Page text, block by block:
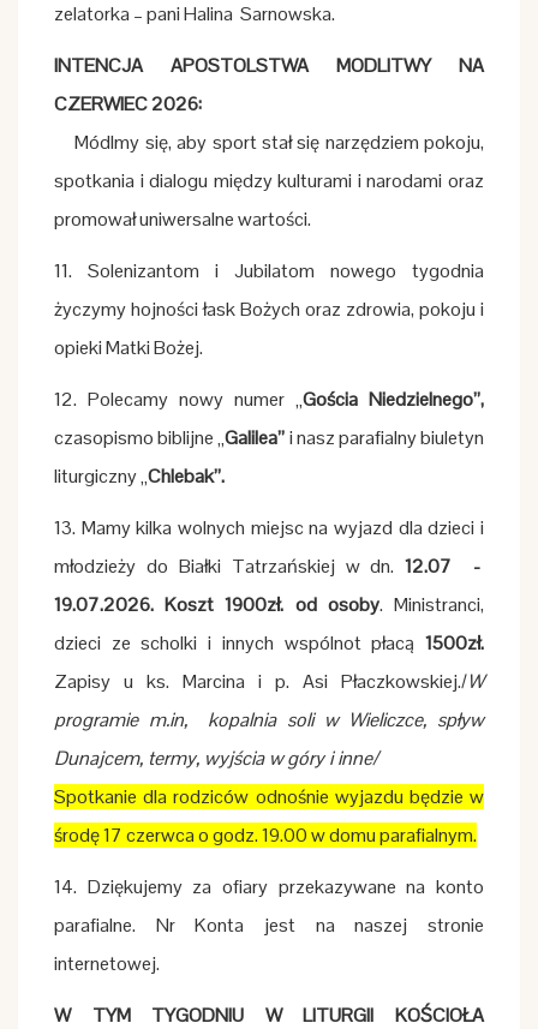
zelatorka – pani Halina Sarnowska.
INTENCJA APOSTOLSTWA MODLITWY NA
CZERWIEC 2026:
Módlmy się, aby sport stał się narzędziem pokoju,
spotkania i dialogu między kulturami i narodami oraz
promował uniwersalne wartości.
11. Solenizantom i Jubilatom nowego tygodnia
życzymy hojności łask Bożych oraz zdrowia, pokoju i
opieki Matki Bożej.
12. Polecamy nowy numer „Gościa Niedzielnego”,
czasopismo biblijne „Galilea”i nasz parafialny biuletyn
liturgiczny „Chlebak”.
13. Mamy kilka wolnych miejsc na wyjazd dla dzieci i
młodzieży do Białki Tatrzańskiej w dn.12.07 -
19.07.2026. Koszt 1900zł. od osoby. Ministranci,
dzieci ze scholki i innych wspólnot płacą 1500zł.
Zapisy u ks. Marcina i p. Asi Płaczkowskiej./W
programie m.in, kopalnia soli w Wieliczce, spływ
Dunajcem, termy, wyjścia w góry i inne/
Spotkanie dla rodziców odnośnie wyjazdu będzie w
środę 17 czerwca o godz. 19.00 w domu parafialnym.
14. Dziękujemy za ofiary przekazywane na konto
parafialne. Nr Konta jest na naszej stronie
internetowej.
W TYM TYGODNIU W LITURGII KOŚCIOŁA